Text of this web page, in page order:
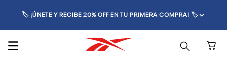
🏷️ ¡ÚNETE Y RECIBE 20% OFF EN TU PRIMERA COMPRA! 🏷️